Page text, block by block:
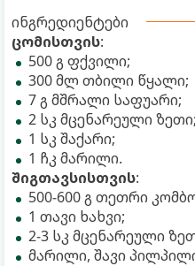
ინგრედიენტები
ცომისთვის:
500 გ ფქვილი;
300 მლ თბილი წყალი;
7 გ მშრალი საფუარი;
2 სკ მცენარეული ზეთი;
1 სკ შაქარი;
1 ჩკ მარილი.
შიგთავსისთვის:
500-600 გ თეთრი
1 თავი ხახვი;
2-3 სკ მცენარეული
მარილი, შავი